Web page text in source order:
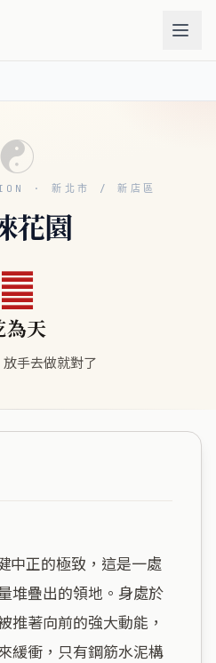
☯
· 新北市 / 新店區
花園
䷀
為天
手去做就對了
堆疊出的領地。身處於
推著向前的強大動能，
緩衝，只有鋼筋水泥構